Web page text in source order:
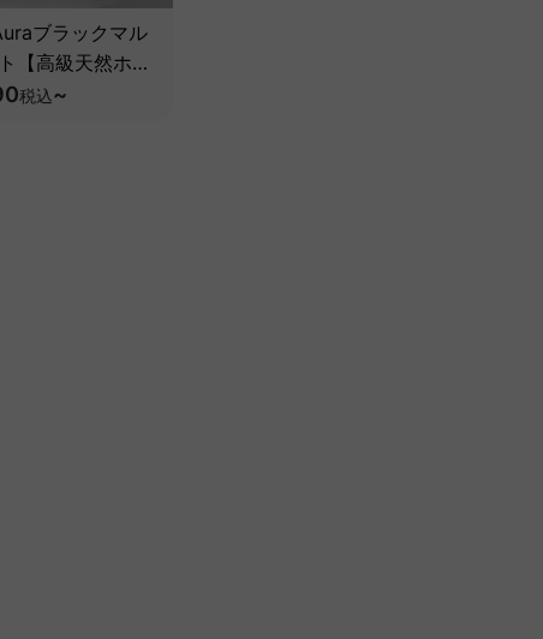
ブラックマル
【高級天然ホワ
ュ材】
税込~